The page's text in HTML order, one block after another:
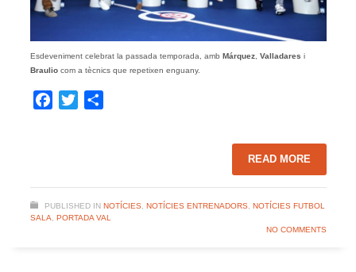
Esdeveniment celebrat la passada temporada, amb Márquez, Valladares i
Braulio com a tècnics que repetixen enguany.
Facebook
Twitter
READ MORE
PUBLISHED IN NOTÍCIES, NOTÍCIES ENTRENADORS, NOTÍCIES FUTBOL
SALA
PORTADA VAL
NO COMMENTS